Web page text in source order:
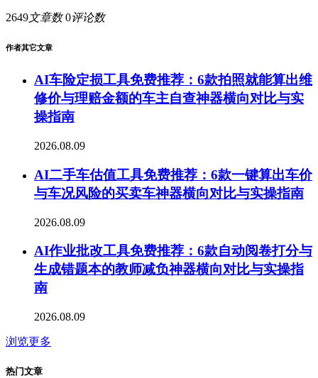
2649文章数 0评论数
作者其它文章
AI车险定损工具免费推荐：6款拍照就能算出维
修价与理赔金额的车主自查神器横向对比与实
操指南
2026.08.09
AI二手车估值工具免费推荐：6款一键算出车价
与车况风险的买卖车神器横向对比与实操指南
2026.08.09
AI作业批改工具免费推荐：6款自动阅卷打分与
生成错题本的教师减负神器横向对比与实操指
南
2026.08.09
浏览更多
热门文章